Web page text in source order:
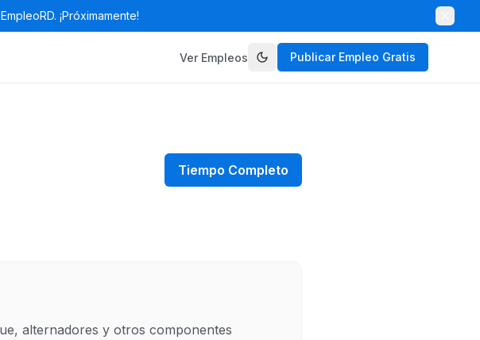
¡Próximamente!
Ver Empleos Publicar Empleo Gratis
Tiempo Completo
alternadores y otros componentes